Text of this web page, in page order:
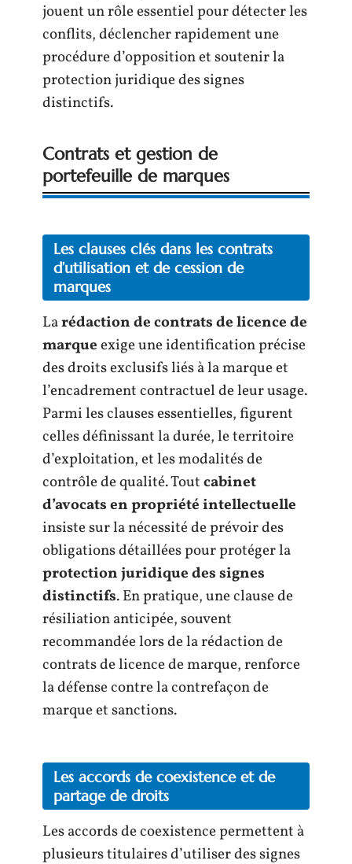
jouent un rôle essentiel pour détecter les
conflits, déclencher rapidement une
procédure d’opposition et soutenir la
protection juridique des signes
distinctifs.
Contrats et gestion de
portefeuille de marques
Les clauses clés dans les contrats
d’utilisation et de cession de
marques
Larédaction de contrats de licence de
marqueexige une identification précise
des droits exclusifs liés à la marque et
l’encadrement contractuel de leur usage.
Parmi les clauses essentielles, figurent
celles définissant la durée, le territoire
d’exploitation, et les modalités de
contrôle de qualité. Toutcabinet
d’avocats en propriété intellectuelle
insiste sur la nécessité de prévoir des
obligations détaillées pour protéger la
protection juridique des signes
distinctifs. En pratique, une clause de
résiliation anticipée, souvent
recommandée lors de la rédaction de
contrats de licence de marque, renforce
la défense contre la contrefaçon de
marque et sanctions.
Les accords de coexistence et de
partage de droits
Les accords de coexistence permettent à
plusieurs titulaires d’utiliser des signes